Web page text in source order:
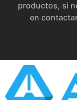
productos, si
en